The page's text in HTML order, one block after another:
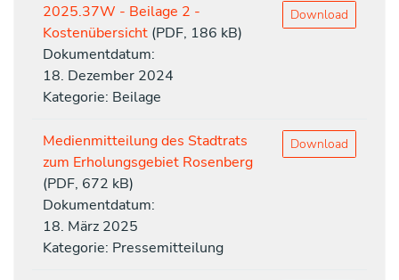
2025.37W - Beilage 2 -
Kostenübersicht (PDF, 186 kB)
Dokumentdatum:
18. Dezember 2024
Kategorie: Beilage
Download
Medienmitteilung des Stadtrats
zum Erholungsgebiet Rosenberg
(PDF, 672 kB)
Dokumentdatum:
18. März 2025
Kategorie: Pressemitteilung
Download